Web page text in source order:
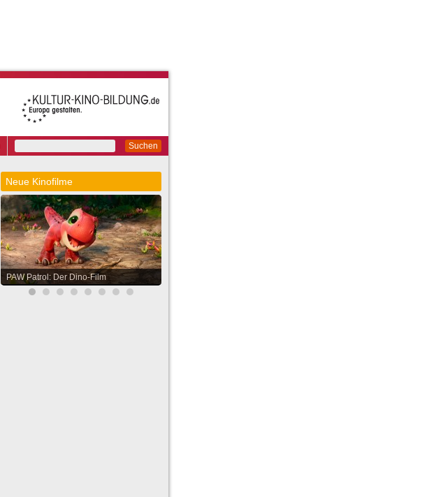
Suchen
Neue Kinofilme
PAW Patrol: Der Dino-Film